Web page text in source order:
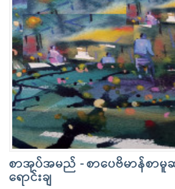
စာအုပ်အမည် - စာပေဗိမာန်စာမူ
ရောင်းချ